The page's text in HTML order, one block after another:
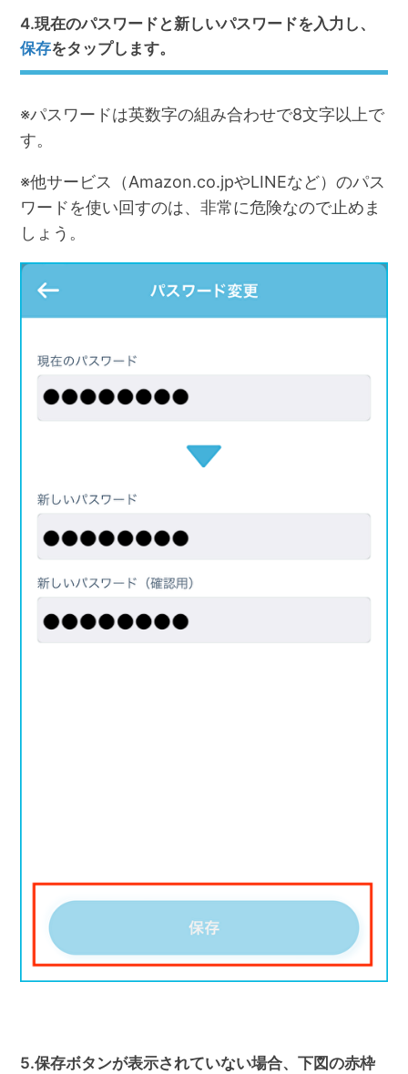
4.現在のパスワードと新しいパスワードを入力し、
保存をタップします。
※パスワードは英数字の組み合わせで8文字以上で
す。
※他サービス（Amazon.co.jpやLINEなど）のパス
ワードを使い回すのは、非常に危険なので止めま
しょう。
5.保存ボタンが表示されていない場合、下図の赤枠